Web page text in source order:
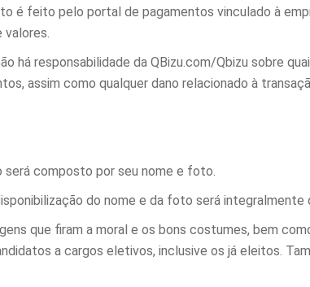
é feito pelo portal de pagamentos vinculado à
há responsabilidade da QBizu.com/Qbizu sobre
assim como qualquer dano relacionado à
será composto por seu nome e foto.
do nome e da foto será integralmente
que firam a moral e os bons costumes, bem
a cargos eletivos, inclusive os já eleitos.